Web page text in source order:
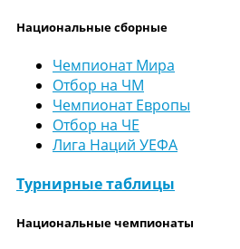
Национальные сборные
Чемпионат Мира
Отбор на ЧМ
Чемпионат Европы
Отбор на ЧЕ
Лига Наций УЕФА
Турнирные таблицы
Национальные чемпионаты